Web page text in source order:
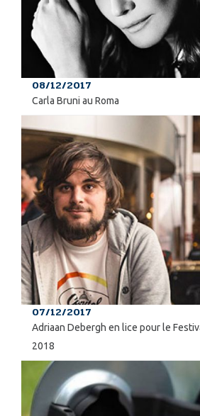
08/12/2017
Carla Bruni au Roma
07/12/2017
Adriaan Debergh en lice pour le
2018